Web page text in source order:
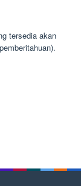
tersedia akan